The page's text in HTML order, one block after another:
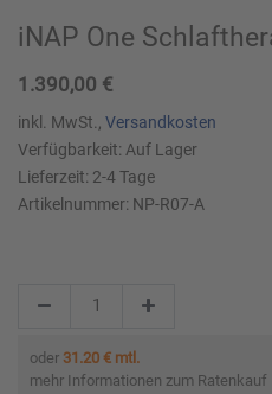
iNAP One
1.390,00 €
inkl. MwSt., Versandkosten
Verfügbarkeit: Auf Lager
Lieferzeit: 2-4Tage
Artikelnummer: NP-R07-A
oder 31.20 € mtl.
mehr Informationen zum Ratenkauf